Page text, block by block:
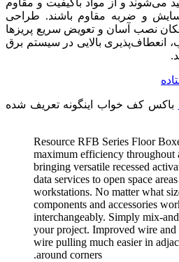
می‌شوند و از مواد باکیفیت و مقاوم
سایش و ضربه مقاوم باشند. طراحی
نصب آسان و تعویض سریع پریزها
انعطاف‌پذیری بالایی در سیستم برق
باکس کف خواب اینگونه تعریف شده
Resource RFB Series Floor
maximum efficiency throughout
bringing versatile recessed
data services to open space
workstations. No matter what
components and accessories
interchangeably. Simply mix-
your project. Improved wire and
wire pulling much easier in
around corners.